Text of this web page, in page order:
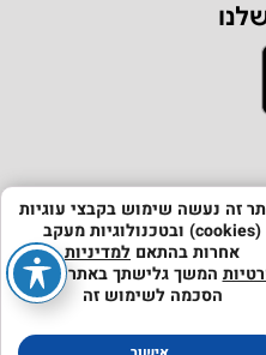
אולפון יבוא וסחר בע"מ
זה נעשה שימוש בקבצי עוגיות
(cookies) ובטכנולוגיות מעקב
אחרות בהתאם למדיניות
המשך גלישתך באתר מהווה
הסכמה לשימוש זה